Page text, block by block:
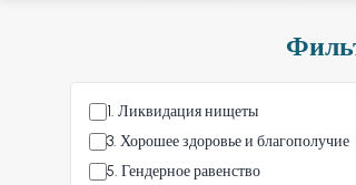
1. Ликвидация нищеты
3. Хорошее здоровье и благополучие
5. Гендерное равенство